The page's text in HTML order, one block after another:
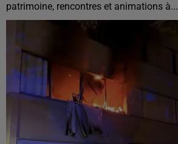
patrimoine, rencontres et animations à...